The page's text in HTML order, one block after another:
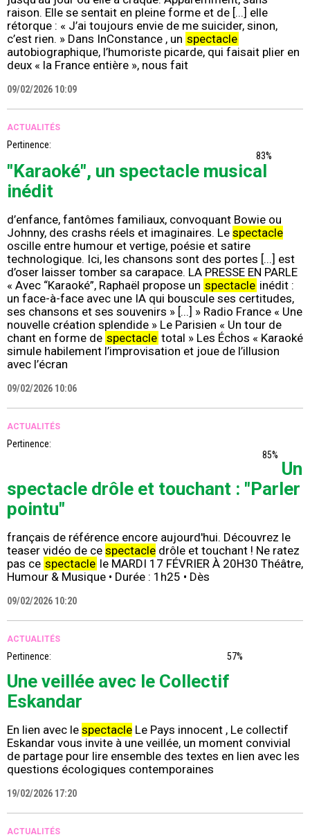
raison. Elle se sentait en pleine forme et de [...] elle
rétorque : « J’ai toujours envie de me suicider, sinon,
c’est rien. » Dans InConstance , un spectacle
autobiographique, l’humoriste picarde, qui faisait plier en
deux « la France entière », nous fait
09/02/2026 10:09
ACTUALITÉS
Pertinence:
83%
"Karaoké", un spectacle musical
inédit
d’enfance, fantômes familiaux, convoquant Bowie ou
Johnny, des crashs réels et imaginaires. Le spectacle
oscille entre humour et vertige, poésie et satire
technologique. Ici, les chansons sont des portes [...] est
d’oser laisser tomber sa carapace. LA PRESSE EN PARLE
« Avec “Karaoké”, Raphaël propose un spectacle inédit :
un face-à-face avec une IA qui bouscule ses certitudes,
ses chansons et ses souvenirs » [...] » Radio France « Une
nouvelle création splendide » Le Parisien « Un tour de
chant en forme de spectacle total » Les Échos « Karaoké
simule habilement l’improvisation et joue de l’illusion
avec l’écran
09/02/2026 10:06
ACTUALITÉS
Pertinence:
85%
Un
spectacle drôle et touchant : "Parler
pointu"
français de référence encore aujourd'hui. Découvrez le
teaser vidéo de ce spectacle drôle et touchant ! Ne ratez
pas ce spectacle le MARDI 17 FÉVRIER À 20H30 Théâtre,
Humour & Musique • Durée : 1h25 • Dès
09/02/2026 10:20
ACTUALITÉS
Pertinence: 57%
Une veillée avec le Collectif
Eskandar
En lien avec le spectacle Le Pays innocent , Le collectif
Eskandar vous invite à une veillée, un moment convivial
de partage pour lire ensemble des textes en lien avec les
questions écologiques contemporaines
19/02/2026 17:20
ACTUALITÉS